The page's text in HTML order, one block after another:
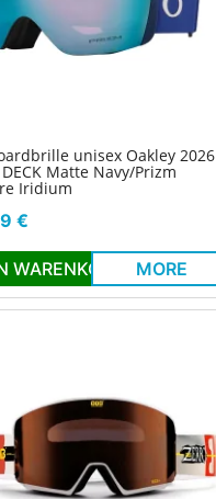
unisex Oakley 2026
DECK Matte Navy/Prizm
Iridium
€
WARENKORB MORE